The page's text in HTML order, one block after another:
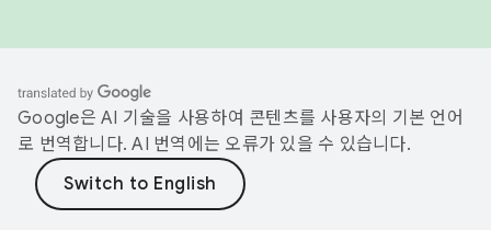
Google은 AI 기술을 사용하여 콘텐츠를 사용자의 기본 언어
로 번역합니다. AI 번역에는 오류가 있을 수 있습니다.